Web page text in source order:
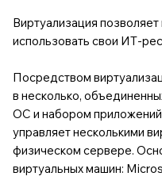
Виртуализация
использовать свои ИТ-
Посредством
в несколько,
ОС и набором
управляет несколькими
физическом сервере.
виртуальных машин: